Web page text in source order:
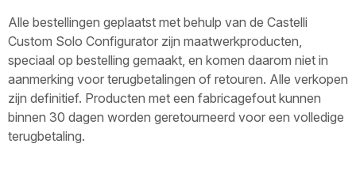
Alle bestellingen geplaatst met behulp van de Castelli
Custom Solo Configurator zijn maatwerkproducten,
speciaal op bestelling gemaakt, en komen daarom niet in
aanmerking voor terugbetalingen of retouren. Alle verkopen
zijn definitief. Producten met een fabricagefout kunnen
binnen 30 dagen worden geretourneerd voor een volledige
terugbetaling.